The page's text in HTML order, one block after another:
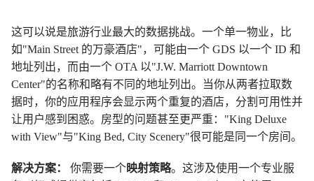
这可以说是旅游行业最大的数据挑战。一个单一物业，比
如"Main Street 的万豪酒店"，可能由一个 GDS 以一个 ID 和
地址列出，而由一个 OTA 以"J.W. Marriott Downtown
Center"的名称和略有不同的地址列出。当你从两者拉取数
据时，你的应用程序会显示两个重复的酒店，分割可用性并
让用户感到困惑。房型的问题甚至更严重："King Deluxe
with View"与"King Bed, City Scenery"很可能是同一个房间。
解决方案： 你需要一个映射策略。这涉及使用一个专业服